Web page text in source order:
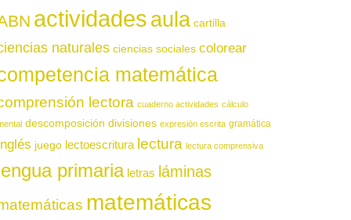
actividadesaula cartilla
naturales ciencias sociales colorear
matemática
lectora cuaderno actividades cálculo
descomposición divisiones expresión escrita gramática
juego lectoescritura lectura lectura comprensiva
primaria letras láminas
matemáticas